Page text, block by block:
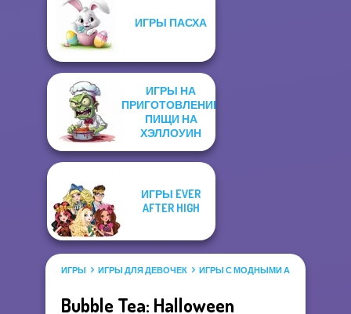
ИГРЫ ПАСХА
ИГРЫ НА
ПРИГОТОВЛЕНИЕ
ПИЩИ НА
ХЭЛЛОУИН
ИГРЫ EVER
AFTER HIGH
ИГРЫ ИГРЫ ДЛЯ ДЕВОЧЕК ИГРЫ С МОДНЫМИ
Bubble Tea: Halloween